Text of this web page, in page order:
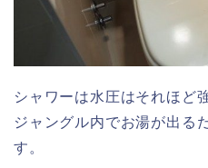
シャワーは水圧はそれほど
ジャングル内でお湯が出る
す。